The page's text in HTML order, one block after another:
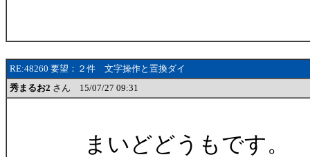
RE:48260 要望：２件 文字操作と置換ダイ
秀まるお2 さん 15/07/27 09:31
まいどどうもです。